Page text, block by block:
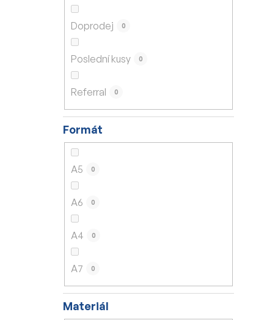
Doprodej 0
Poslední kusy 0
Referral 0
Formát
A5 0
A6 0
A4 0
A7 0
Materiál